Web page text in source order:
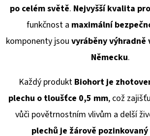
po celém světě. Nejvyšší kvalita
funkčnost a maximální
komponenty jsou vyráběny výhradně
Německu.
Každý produkt Biohort je
plechu o tloušťce 0,5 mm, což
vůči povětrnostním vlivům a delší
plechů je žárově